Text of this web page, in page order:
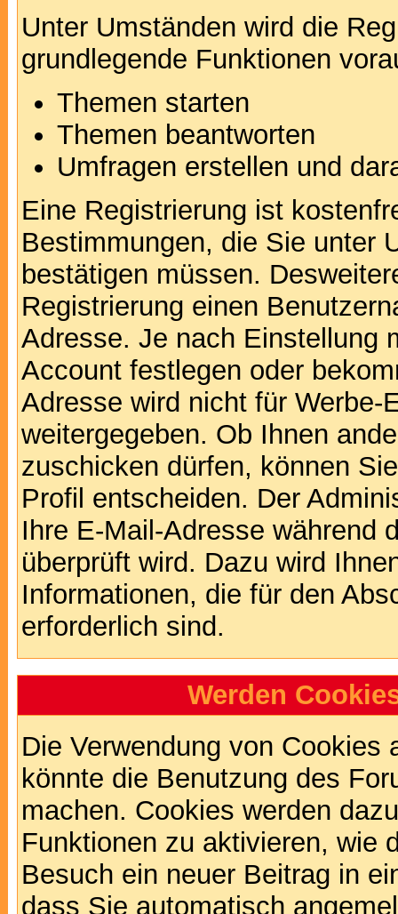
Unter Umständen wird die
grundlegende Funktionen
Themen starten
Themen beantworten
Umfragen erstellen und
Eine Registrierung ist
Bestimmungen, die Sie unter
bestätigen müssen.
Registrierung einen
Adresse. Je nach Einstellung
Account festlegen oder
Adresse wird nicht für
weitergegeben. Ob Ihnen
zuschicken dürfen, können
Profil entscheiden. Der
Ihre E-Mail-Adresse während
überprüft wird. Dazu wird
Informationen, die für den
erforderlich sind.
Werden
Die Verwendung von
könnte die Benutzung des
machen. Cookies werden
Funktionen zu aktivieren, wie
Besuch ein neuer Beitrag in
dass Sie automatisch